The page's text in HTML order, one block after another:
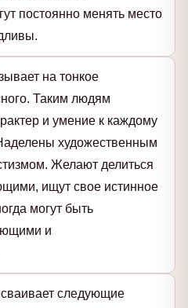
постоянно менять место
на тонкое
Таким людям
и умение к каждому
художественным
Желают делиться
ищут свое истинное
могут быть
и
следующие